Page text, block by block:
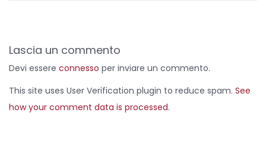
Lascia un commento
Devi essere connesso per inviare un commento.
This site uses User Verification plugin to reduce spam. See
how your comment data is processed.